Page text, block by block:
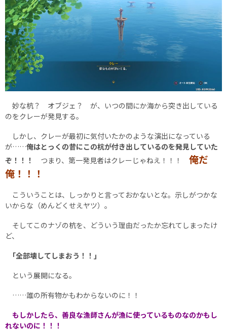
妙な杭？ オブジェ？ が、いつの間にか海から突き出している
のをクレーが発見する。
しかし、クレーが最初に気付いたかのような演出になっている
が……俺はとっくの昔にこの杭が付き出しているのを発見していた
ぞ！！！
つまり、第一発見者はクレーじゃねえ！！！ 俺だ
俺！！！
こういうことは、しっかりと言っておかないとな。示しがつかな
いからな（めんどくせえヤツ）。
そしてこのナゾの杭を、どういう理由だったか忘れてしまったけ
ど、
｢全部壊してしまおう！！｣
という展開になる。
……誰の所有物かもわからないのに！！
もしかしたら、善良な漁師さんが漁に使っているものなのかもし
れないのに！！！